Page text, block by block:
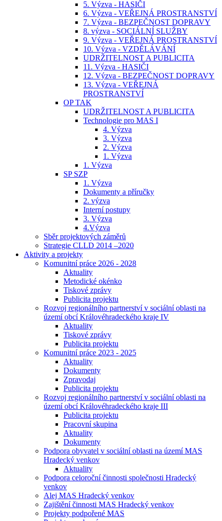
5. Výzva - HASIČI
6. Výzva - VEŘEJNÁ PROSTRANSTVÍ
7. Výzva - BEZPEČNOST DOPRAVY
8. výzva - SOCIÁLNÍ SLUŽBY
9. Výzva - VEŘEJNÁ PROSTRANSTVÍ
10. Výzva - VZDĚLÁVÁNÍ
UDRŽITELNOST A PUBLICITA
11. Výzva - HASIČI
12. Výzva - BEZPEČNOST DOPRAVY
13. Výzva - VEŘEJNÁ
PROSTRANSTVÍ
OP TAK
UDRŽITELNOST A PUBLICITA
Technologie pro MAS I
4. Výzva
3. Výzva
2. Výzva
1. Výzva
1. Výzva
SP SZP
1. Výzva
Dokumenty a příručky
2. výzva
Interní postupy
3. Výzva
4.Výzva
Sběr projektových záměrů
Strategie CLLD 2014 –2020
Aktivity a projekty
Komunitní práce 2026 - 2028
Aktuality
Metodické okénko
Tiskové zprávy
Publicita projektu
Rozvoj regionálního partnerství v sociální oblasti na
území obcí Královéhradeckého kraje IV
Aktuality
Tiskové zprávy
Publicita projektu
Komunitní práce 2023 - 2025
Aktuality
Dokumenty
Zpravodaj
Publicita projektu
Rozvoj regionálního partnerství v sociální oblasti na
území obcí Královéhradeckého kraje III
Publicita projektu
Pracovní skupina
Aktuality
Dokumenty
Podpora obyvatel v sociální oblasti na území MAS
Hradecký venkov
Aktuality
Podpora celoroční činnosti společnosti Hradecký
venkov
Alej MAS Hradecký venkov
Zajištění činnosti MAS Hradecký venkov
Projekty podpořené MAS